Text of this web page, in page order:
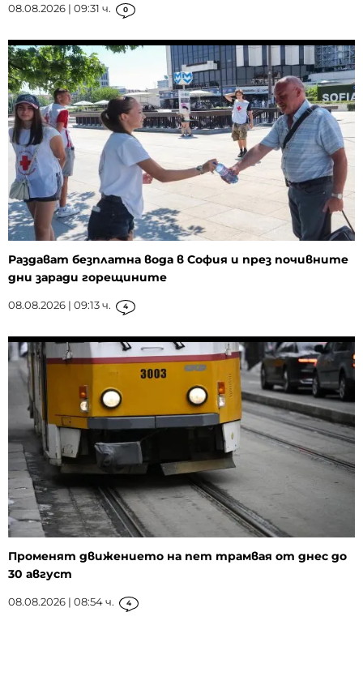
08.08.2026 | 09:31 ч. 0
Раздават безплатна вода в София и през почивните
дни заради горещините
08.08.2026 | 09:13 ч. 4
Променят движението на пет трамвая от днес до
30 август
08.08.2026 | 08:54 ч. 4